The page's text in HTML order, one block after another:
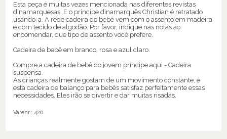
Esta peça é muitas vezes mencionada nas diferentes revistas
dinamarquesas. E o príncipe dinamarquês Christian é retratado
usando-a. A rede cadeira do bebê vem com o assento em madeira
e com tecido de algodão. Por favor, indique nas notas ao
encomendar, que tipo de assento você prefere.
Cadeira de bebê em branco, rosa e azul claro.
Compre a cadeira de bebê do jovem príncipe aqui - Cadeira
suspensa.
As crianças realmente gostam de um movimento constante, e
esta cadeira de balanço para bebês satisfaz perfeitamente essas
necessidades. Eles irão se divertir e dar muitas risadas.
Varenr.:420